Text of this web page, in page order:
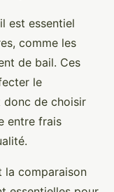
est essentiel
comme les
de bail. Ces
le
donc de choisir
entre frais
la comparaison